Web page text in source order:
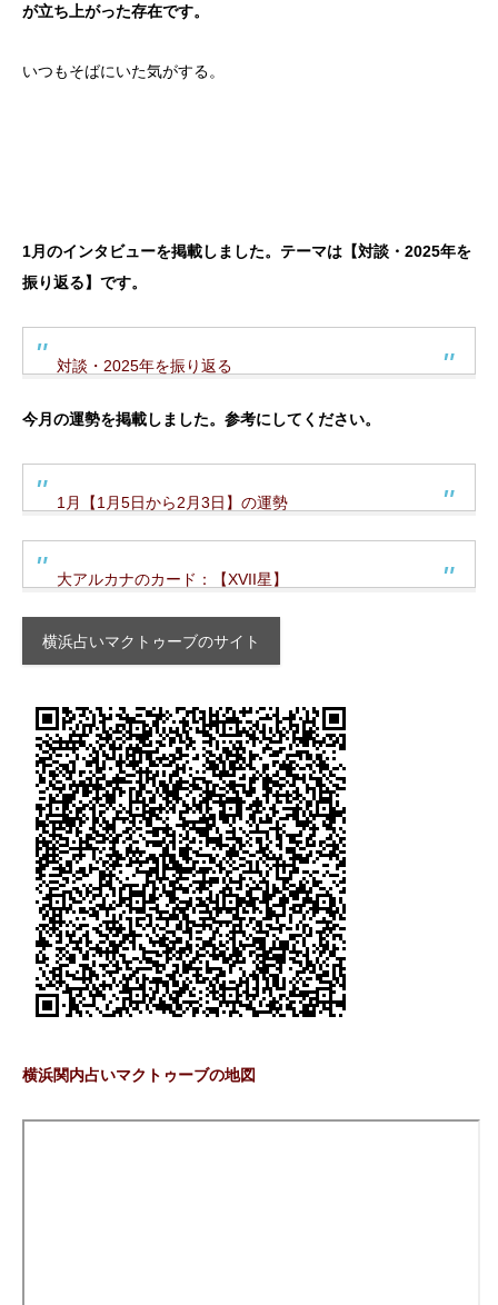
が立ち上がった存在です。
いつもそばにいた気がする。
1月のインタビューを掲載しました。テーマは【対談・2025年を
振り返る】です。
対談・2025年を振り返る
今月の運勢を掲載しました。参考にしてください。
1月【1月5日から2月3日】の運勢
大アルカナのカード：【XVII星】
横浜占いマクトゥーブのサイト
横浜関内占いマクトゥーブの地図